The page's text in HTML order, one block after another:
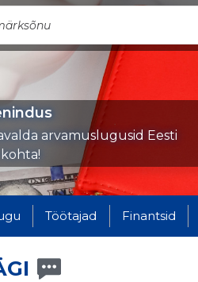
arvamuslugusid Eesti
Töötajad Finantsid